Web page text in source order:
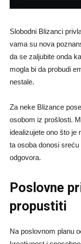
Slobodni Blizanci
vama su nova
da se zaljubite onda
mogla bi da probudi
nestale.
Za neke Blizance
osobom iz prošlosti.
idealizujete ono što je
ta osoba donosi
odgovora.
Poslovne
propustiti
Na poslovnom planu